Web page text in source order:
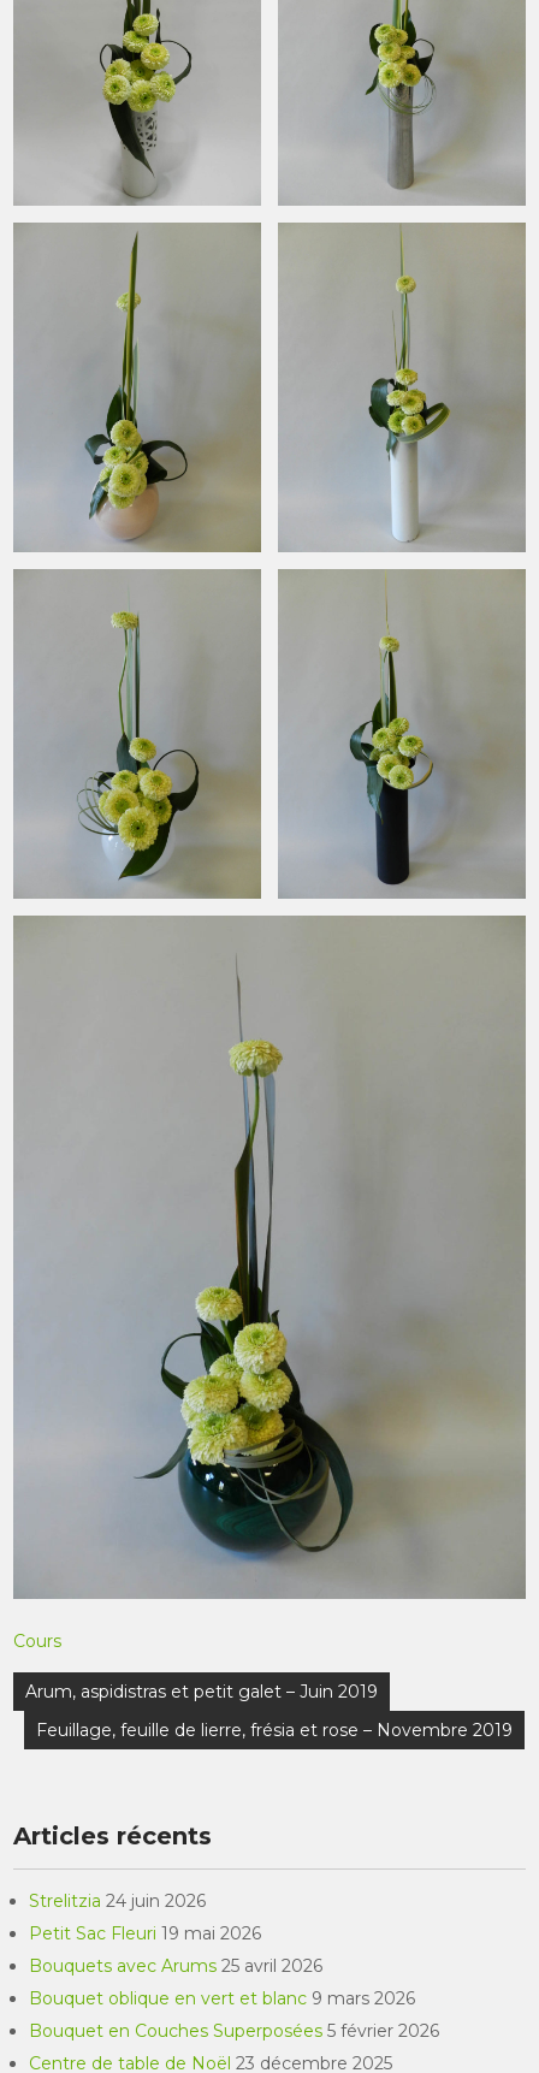
Cours
Navigation
de
l’article
Arum, aspidistras et petit galet – Juin 2019
Feuillage, feuille de lierre, frésia et rose – Novembre 2019
Articles récents
Strelitzia 24 juin 2026
Petit Sac Fleuri 19 mai 2026
Bouquets avec Arums 25 avril 2026
Bouquet oblique en vert et blanc 9 mars 2026
Bouquet en Couches Superposées 5 février 2026
Centre de table de Noël 23 décembre 2025